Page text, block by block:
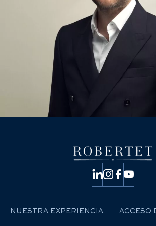
NUESTRA EXPERIENCIA ACCESO